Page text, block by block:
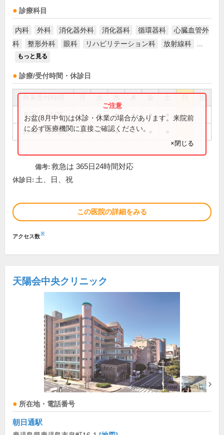
診療科目
内科 外科 消化器外科 消化器科 循環器科
心臓血管外
科
整形外科 眼科 リハビリテーション科 放射線科
もっと見る
診療/受付時間・休診日
祝
8:30～13:00 ● ● ● ● ●
14:00～17:30 ● ● ● ●
お盆(8月中旬)は休診・休業の場合があります。来院前
に必ず医療機関に直接ご確認ください。
×閉じる
備考: 救急は 365日24時間対応
休診日: 土、日、祝
この医院の詳細をみる
アクセス数※
天陽会中央クリニック
所在地・電話番号
朝日通駅